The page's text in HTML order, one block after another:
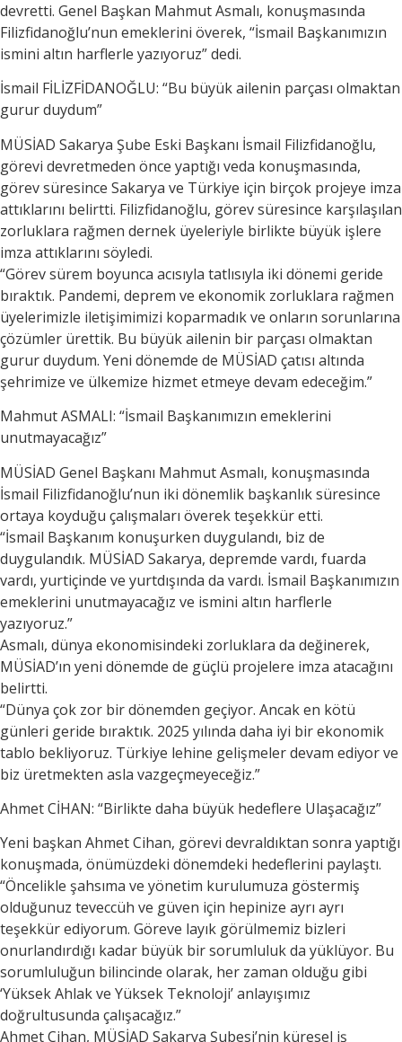
devretti. Genel Başkan Mahmut Asmalı, konuşmasında
Filizfidanoğlu’nun emeklerini överek, “İsmail Başkanımızın
ismini altın harflerle yazıyoruz” dedi.
İsmail FİLİZFİDANOĞLU: “Bu büyük ailenin parçası olmaktan
gurur duydum”
MÜSİAD Sakarya Şube Eski Başkanı İsmail Filizfidanoğlu,
görevi devretmeden önce yaptığı veda konuşmasında,
görev süresince Sakarya ve Türkiye için birçok projeye imza
attıklarını belirtti. Filizfidanoğlu, görev süresince karşılaşılan
zorluklara rağmen dernek üyeleriyle birlikte büyük işlere
imza attıklarını söyledi.
“Görev sürem boyunca acısıyla tatlısıyla iki dönemi geride
bıraktık. Pandemi, deprem ve ekonomik zorluklara rağmen
üyelerimizle iletişimimizi koparmadık ve onların sorunlarına
çözümler ürettik. Bu büyük ailenin bir parçası olmaktan
gurur duydum. Yeni dönemde de MÜSİAD çatısı altında
şehrimize ve ülkemize hizmet etmeye devam edeceğim.”
Mahmut ASMALI: “İsmail Başkanımızın emeklerini
unutmayacağız”
MÜSİAD Genel Başkanı Mahmut Asmalı, konuşmasında
İsmail Filizfidanoğlu’nun iki dönemlik başkanlık süresince
ortaya koyduğu çalışmaları överek teşekkür etti.
“İsmail Başkanım konuşurken duygulandı, biz de
duygulandık. MÜSİAD Sakarya, depremde vardı, fuarda
vardı, yurtiçinde ve yurtdışında da vardı. İsmail Başkanımızın
emeklerini unutmayacağız ve ismini altın harflerle
yazıyoruz.”
Asmalı, dünya ekonomisindeki zorluklara da değinerek,
MÜSİAD’ın yeni dönemde de güçlü projelere imza atacağını
belirtti.
“Dünya çok zor bir dönemden geçiyor. Ancak en kötü
günleri geride bıraktık. 2025 yılında daha iyi bir ekonomik
tablo bekliyoruz. Türkiye lehine gelişmeler devam ediyor ve
biz üretmekten asla vazgeçmeyeceğiz.”
Ahmet CİHAN: “Birlikte daha büyük hedeflere Ulaşacağız”
Yeni başkan Ahmet Cihan, görevi devraldıktan sonra yaptığı
konuşmada, önümüzdeki dönemdeki hedeflerini paylaştı.
“Öncelikle şahsıma ve yönetim kurulumuza göstermiş
olduğunuz teveccüh ve güven için hepinize ayrı ayrı
teşekkür ediyorum. Göreve layık görülmemiz bizleri
onurlandırdığı kadar büyük bir sorumluluk da yüklüyor. Bu
sorumluluğun bilincinde olarak, her zaman olduğu gibi
‘Yüksek Ahlak ve Yüksek Teknoloji’ anlayışımız
doğrultusunda çalışacağız.”
Ahmet Cihan, MÜSİAD Sakarya Şubesi’nin küresel iş